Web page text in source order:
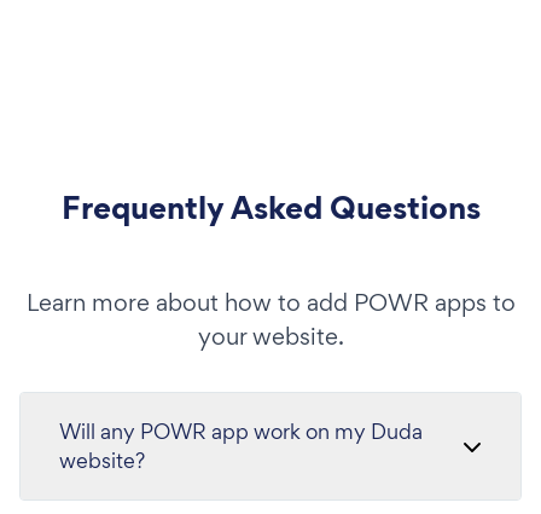
Frequently Asked Questions
Learn more about how to add POWR apps to
your website.
Will any POWR app work on my Duda
website?